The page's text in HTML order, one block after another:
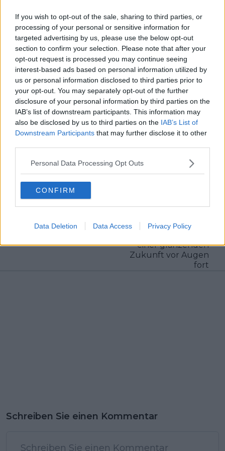
If you wish to opt-out of the sale, sharing to third parties, or
processing of your personal or sensitive information for
targeted advertising by us, please use the below opt-out
section to confirm your selection. Please note that after your
opt-out request is processed you may continue seeing
interest-based ads based on personal information utilized by
us or personal information disclosed to third parties prior to
your opt-out. You may separately opt-out of the further
disclosure of your personal information by third parties on the
IAB’s list of downstream participants. This information may
also be disclosed by us to third parties on the IAB’s List of
Downstream Participants that may further disclose it to other
Personal Data Processing Opt Outs
CONFIRM
Data Deletion Data Access Privacy Policy
Abschluss als Bachelor of Arts in Sportjournalismus. In
seiner Berichterstattung legt er großen Wert auf
sorgfältige Quellenprüfung, präzise Einordnung und
aktualisiert Inhalte, sobald neue, gesicherte
Informationen vorliegen.
Beiträge des Autors ansehen
Vorheriger Artikel
„Uns läuft die Zeit
davon“ – Enric Mas
betont, dass Movistar
retten muss
Nächster Artikel
ergreifen“ – Afonso
Mission in der Giro-
einer glänzenden
Zukunft vor Augen
fort
Schreiben Sie einen Kommentar